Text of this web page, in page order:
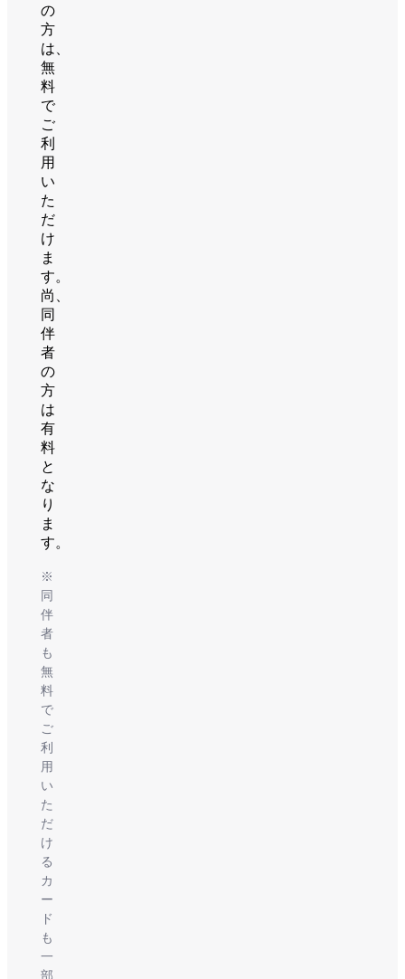
の
方
は、
無
料
で
ご
利
用
い
た
だ
け
ま
す。
尚、
同
伴
者
の
方
は
有
料
と
な
り
ま
す。
※
同
伴
者
も
無
料
で
ご
利
用
い
た
だ
け
る
カ
ー
ド
も
一
部